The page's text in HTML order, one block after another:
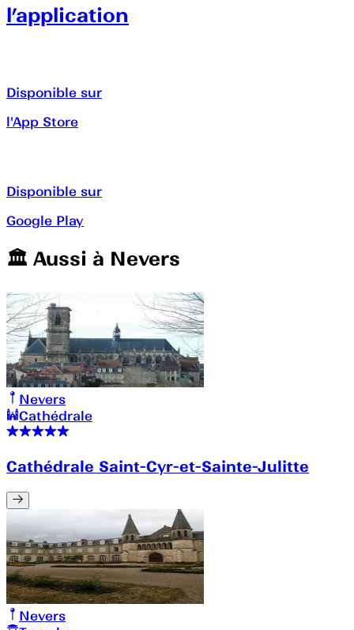
l’application
Disponible sur
l'App Store
Disponible sur
Google Play
🏛️️ Aussi à Nevers
Nevers
Cathédrale
Cathédrale Saint-Cyr-et-Sainte-Julitte
Nevers